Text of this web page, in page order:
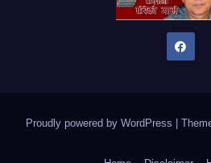
Proudly powered by WordPress